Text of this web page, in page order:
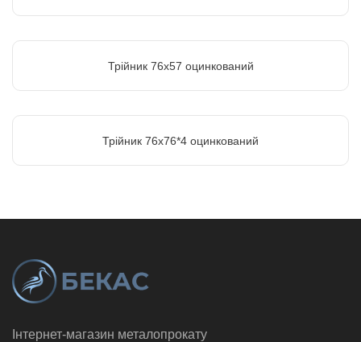
Трійник 76х57 оцинкований
Трійник 76х76*4 оцинкований
Інтернет-магазин металопрокату